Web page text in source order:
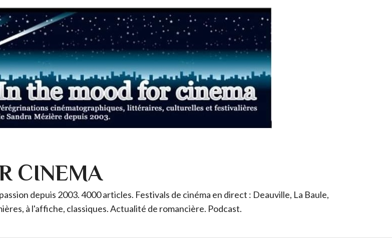
CINEMA
depuis 2003. 4000 articles. Festivals de cinéma en direct : Deauville, La Baule,
à l'affiche, classiques. Actualité de romancière. Podcast.